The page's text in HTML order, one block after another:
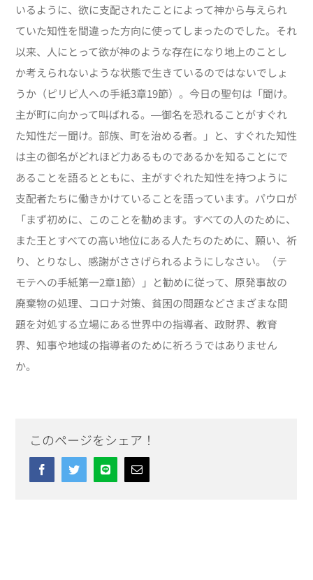
いるように、欲に支配されたことによって神から与えられ
ていた知性を間違った方向に使ってしまったのでした。それ
以来、人にとって欲が神のような存在になり地上のことし
か考えられないような状態で生きているのではないでしょ
うか（ピリピ人への手紙3章19節）。今日の聖句は「聞け。
主が町に向かって叫ばれる。―御名を恐れることがすぐれ
た知性だー聞け。部族、町を治める者。」と、すぐれた知性
は主の御名がどれほど力あるものであるかを知ることにで
あることを語るとともに、主がすぐれた知性を持つように
支配者たちに働きかけていることを語っています。パウロが
「まず初めに、このことを勧めます。すべての人のために、
また王とすべての高い地位にある人たちのために、願い、祈
り、とりなし、感謝がささげられるようにしなさい。（テ
モテへの手紙第一2章1節）」と勧めに従って、原発事故の
廃棄物の処理、コロナ対策、貧困の問題などさまざまな問
題を対処する立場にある世界中の指導者、政財界、教育
界、知事や地域の指導者のために祈ろうではありません
か。
このページをシェア！
FacebookTwitterLine Email